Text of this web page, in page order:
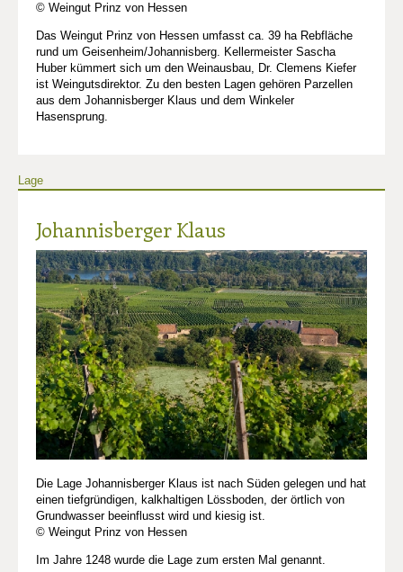
© Weingut Prinz von Hessen
Das Weingut Prinz von Hessen umfasst ca. 39 ha Rebfläche
rund um Geisenheim/Johannisberg. Kellermeister Sascha
Huber kümmert sich um den Weinausbau, Dr. Clemens Kiefer
ist Weingutsdirektor. Zu den besten Lagen gehören Parzellen
aus dem Johannisberger Klaus und dem Winkeler
Hasensprung.
Lage
Johannisberger Klaus
Die Lage Johannisberger Klaus ist nach Süden gelegen und hat
einen tiefgründigen, kalkhaltigen Lössboden, der örtlich von
Grundwasser beeinflusst wird und kiesig ist.
© Weingut Prinz von Hessen
Im Jahre 1248 wurde die Lage zum ersten Mal genannt.